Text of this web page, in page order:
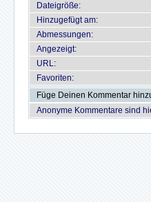
Dateigröße:
Hinzugefügt am:
Abmessungen:
Angezeigt:
URL:
Favoriten:
Füge Deinen Kommentar
Anonyme Kommentare sind